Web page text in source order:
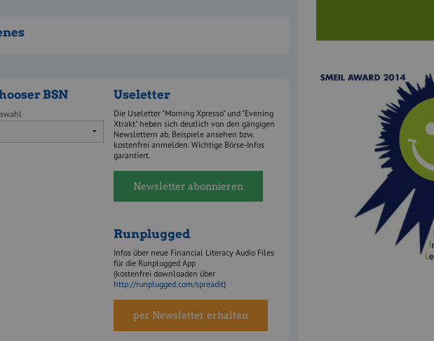
BSN Useletter
Die Useletter "Morning Xpresso" und "Evening
Xtrakt" heben sich deutlich von den gängigen
Newslettern ab. Beispiele ansehen bzw.
kostenfrei anmelden. Wichtige Börse-Infos
garantiert.
Newsletter abonnieren
Runplugged
Infos über neue Financial Literacy Audio Files
für die Runplugged App
(kostenfrei downloaden über
http://runplugged.com/spreadit)
per Newsletter erhalten